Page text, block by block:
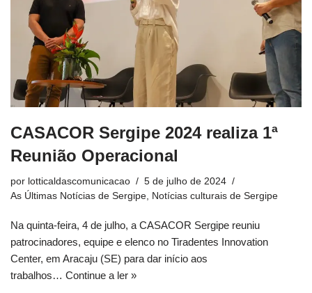
CASACOR Sergipe 2024 realiza 1ª
Reunião Operacional
por lotticaldascomunicacao
5 de julho de 2024
As Últimas Notícias de Sergipe
Notícias culturais de Sergipe
Na quinta-feira, 4 de julho, a CASACOR Sergipe reuniu
patrocinadores, equipe e elenco no Tiradentes Innovation
Center, em Aracaju (SE) para dar início aos
trabalhos… Continue a ler »